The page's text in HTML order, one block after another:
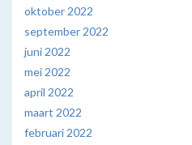
oktober 2022
september 2022
juni 2022
mei 2022
april 2022
maart 2022
februari 2022